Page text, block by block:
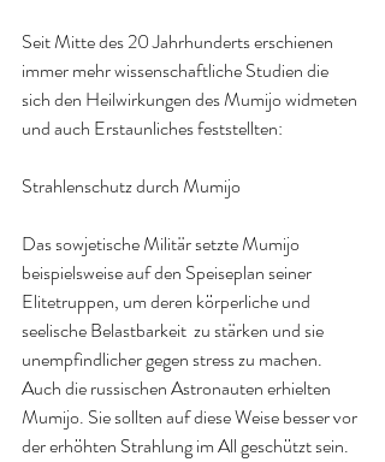
Seit Mitte des 20 Jahrhunderts erschienen
immer mehr wissenschaftliche Studien die
sich den Heilwirkungen des Mumijo widmeten
und auch Erstaunliches feststellten:
Strahlenschutz durch Mumijo
Das sowjetische Militär setzte Mumijo
beispielsweise auf den Speiseplan seiner
Elitetruppen, um deren körperliche und
seelische Belastbarkeit  zu stärken und sie
unempfindlicher gegen stress zu machen.
Auch die russischen Astronauten erhielten
Mumijo. Sie sollten auf diese Weise besser vor
der erhöhten Strahlung im All geschützt sein.